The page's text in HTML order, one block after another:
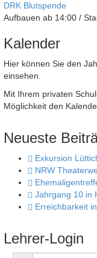
DRK Blutspende
Aufbauen ab 14:00 /
Kalender
Hier können Sie den
einsehen.
Mit Ihrem privaten
Möglichkeit den
Neueste
Exkursion
NRW
Jahrgang 10 in
Erreichbarkeit
Lehrer-Login